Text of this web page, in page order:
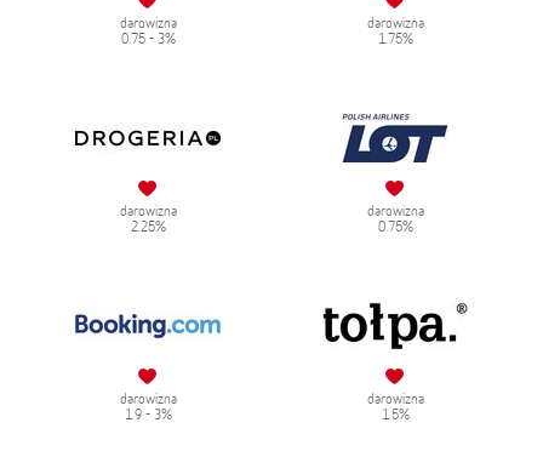
darowizna
0.75 - 3%
darowizna
1.75%
darowizna
2.25%
darowizna
0.75%
darowizna
1.9 - 3%
darowizna
1.5%